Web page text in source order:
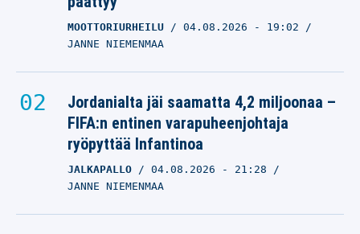
MOOTTORIURHEILU 04.08.2026 - 19:02
JANNE NIEMENMAA
Jordanialta jäi saamatta 4,2 miljoonaa –
FIFA:n entinen varapuheenjohtaja
ryöpyttää Infantinoa
JALKAPALLO 04.08.2026 - 21:28
JANNE NIEMENMAA